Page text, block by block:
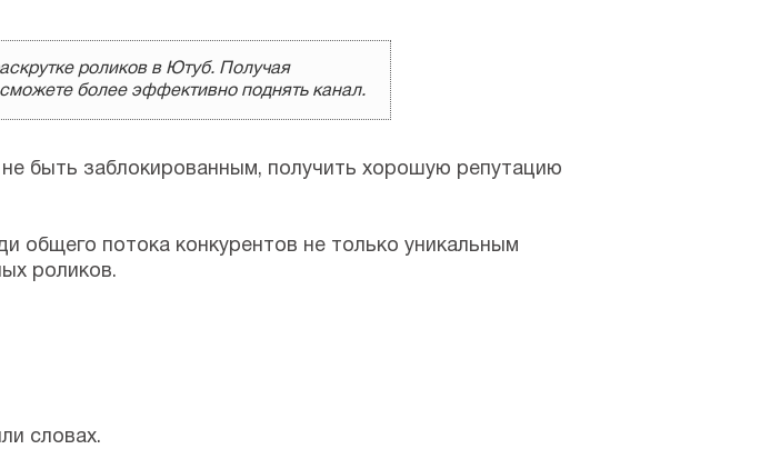
роликов в Ютуб. Получая
более эффективно поднять канал.
быть заблокированным, получить хорошую репутацию
общего потока конкурентов не только уникальным
роликов.
словах.